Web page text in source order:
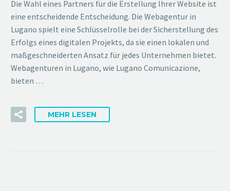
Die Wahl eines Partners für die Erstellung Ihrer Website ist
eine entscheidende Entscheidung. Die Webagentur in
Lugano spielt eine Schlüsselrolle bei der Sicherstellung des
Erfolgs eines digitalen Projekts, da sie einen lokalen und
maßgeschneiderten Ansatz für jedes Unternehmen bietet.
Webagenturen in Lugano, wie Lugano Comunicazione,
bieten …
MEHR LESEN